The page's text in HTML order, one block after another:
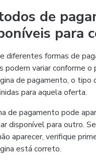
de
para
diferentes formas de
podem variar conforme o
de pagamento, o tipo
para aquela oferta.
de pagamento pode
disponível para outro.
aparecer, verifique
está correto.